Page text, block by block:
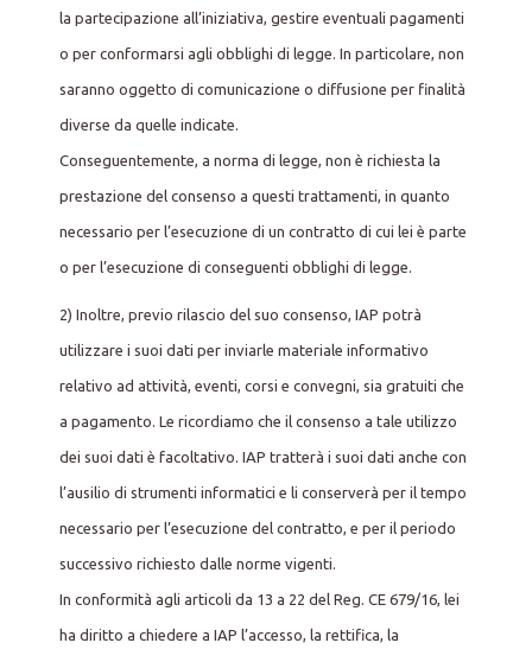
la partecipazione all’iniziativa, gestire eventuali pagamenti
o per conformarsi agli obblighi di legge. In particolare, non
saranno oggetto di comunicazione o diffusione per finalità
diverse da quelle indicate.
Conseguentemente, a norma di legge, non è richiesta la
prestazione del consenso a questi trattamenti, in quanto
necessario per l’esecuzione di un contratto di cui lei è parte
o per l’esecuzione di conseguenti obblighi di legge.
2) Inoltre, previo rilascio del suo consenso, IAP potrà
utilizzare i suoi dati per inviarle materiale informativo
relativo ad attività, eventi, corsi e convegni, sia gratuiti che
a pagamento. Le ricordiamo che il consenso a tale utilizzo
dei suoi dati è facoltativo. IAP tratterà i suoi dati anche con
l’ausilio di strumenti informatici e li conserverà per il tempo
necessario per l’esecuzione del contratto, e per il periodo
successivo richiesto dalle norme vigenti.
In conformità agli articoli da 13 a 22 del Reg. CE 679/16, lei
ha diritto a chiedere a IAP l’accesso, la rettifica, la